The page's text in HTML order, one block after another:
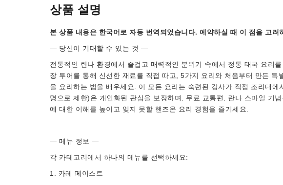
상품 설명
본 상품 내용은 한국어로 자동 번역되었습니다. 예약하실 때 이 점을 고려
— 당신이 기대할 수 있는 것 —
전통적인 란나 환경에서 즐겁고 매력적인 분위기 속에서 정통 태국 요리
장 투어를 통해 신선한 재료를 직접 따고, 5가지 요리와 처음부터 만든 특
을 요리하는 법을 배우세요. 이 모든 요리는 숙련된 강사가 직접 조리대
명으로 제한)은 개인화된 관심을 보장하며, 무료 교통편, 란나 스마일 기
에 대한 이해를 높이고 잊지 못할 핸즈온 요리 경험을 즐기세요.
— 메뉴 정보 —
각 카테고리에서 하나의 메뉴를 선택하세요:
1. 카레 페이스트